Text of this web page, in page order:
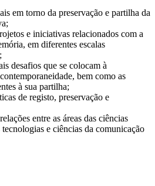
em torno da preservação e partilha da
e iniciativas relacionados com a
em diferentes escalas
desafios que se colocam à
bem como as
à sua partilha;
de registo, preservação e
entre as áreas das ciências
e ciências da comunicação